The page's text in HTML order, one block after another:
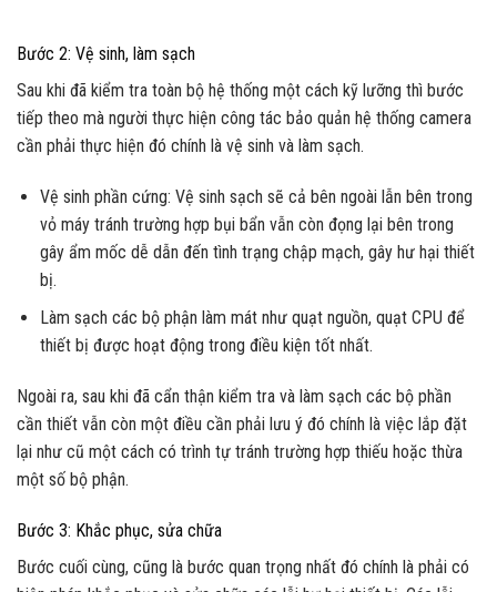
Bước 2: Vệ sinh, làm sạch
Sau khi đã kiểm tra toàn bộ hệ thống một cách kỹ lưỡng thì bước
tiếp theo mà người thực hiện công tác bảo quản hệ thống camera
cần phải thực hiện đó chính là vệ sinh và làm sạch.
Vệ sinh phần cứng: Vệ sinh sạch sẽ cả bên ngoài lẫn bên trong
vỏ máy tránh trường hợp bụi bẩn vẫn còn đọng lại bên trong
gây ẩm mốc dễ dẫn đến tình trạng chập mạch, gây hư hại thiết
bị.
Làm sạch các bộ phận làm mát như quạt nguồn, quạt CPU để
thiết bị được hoạt động trong điều kiện tốt nhất.
Ngoài ra, sau khi đã cẩn thận kiểm tra và làm sạch các bộ phần
cần thiết vẫn còn một điều cần phải lưu ý đó chính là việc lắp đặt
lại như cũ một cách có trình tự tránh trường hợp thiếu hoặc thừa
một số bộ phận.
Bước 3: Khắc phục, sửa chữa
Bước cuối cùng, cũng là bước quan trọng nhất đó chính là phải có